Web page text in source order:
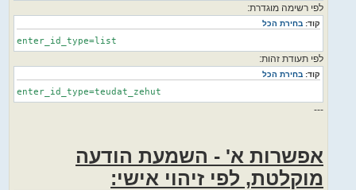
לפי רשימה מוגדרת:
קוד: בחירת הכל
enter_id_type=list
לפי תעודת זהות:
קוד: בחירת הכל
enter_id_type=teudat_zehut
---
אפשרות א' - השמעת הודעה
מוקלטת, לפי זיהוי אישי: